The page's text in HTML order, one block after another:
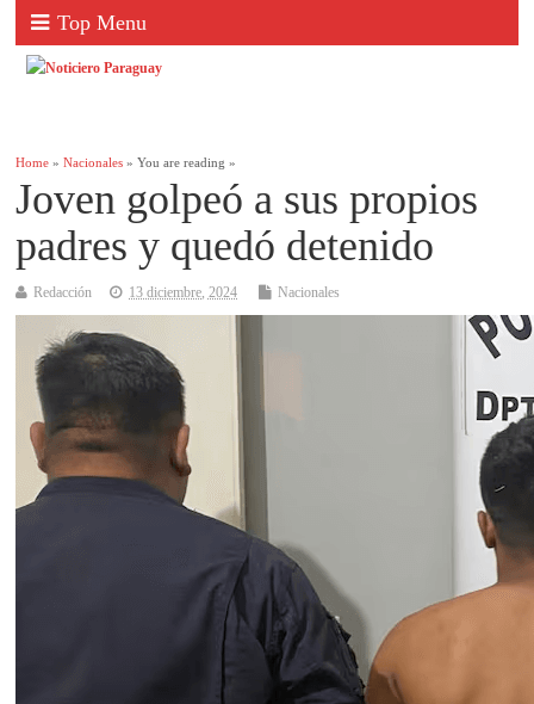
Top Menu
Home »Nacionales » You are reading »
Joven golpeó a sus propios
padres y quedó detenido
Redacción 13 diciembre, 2024 Nacionales